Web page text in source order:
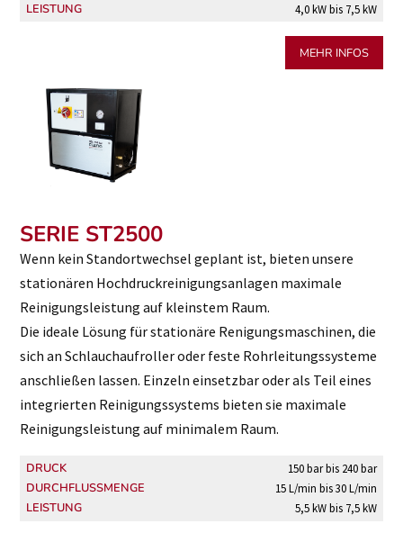
LEISTUNG 4,0 kW bis 7,5 kW
MEHR INFOS
SERIE ST2500
Wenn kein Standortwechsel geplant ist, bieten unsere
stationären Hochdruckreinigungsanlagen maximale
Reinigungsleistung auf kleinstem Raum.
Die ideale Lösung für stationäre Renigungsmaschinen, die
sich an Schlauchaufroller oder feste Rohrleitungssysteme
anschließen lassen. Einzeln einsetzbar oder als Teil eines
integrierten Reinigungssystems bieten sie maximale
Reinigungsleistung auf minimalem Raum.
DRUCK 150 bar bis 240 bar
DURCHFLUSSMENGE 15 L/min bis 30 L/min
LEISTUNG 5,5 kW bis 7,5 kW